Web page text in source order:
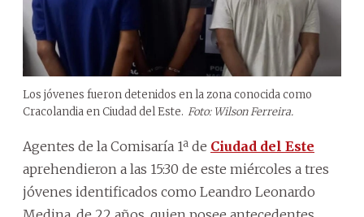
Los jóvenes fueron detenidos en la zona conocida como
Cracolandia en Ciudad del Este. Foto: Wilson Ferreira.
Agentes de la Comisaría 1ª de Ciudad del Este
aprehendieron a las 15:30 de este miércoles a tres
jóvenes identificados como Leandro Leonardo